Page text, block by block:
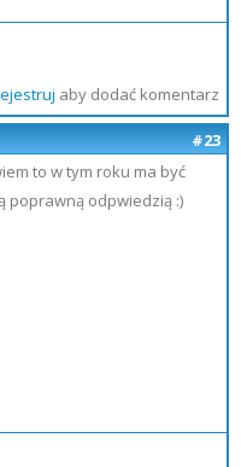
aby dodać komentarz
#23
to w tym roku ma być
poprawną odpwiedzią :)